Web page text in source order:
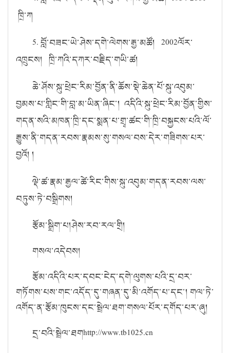
ཁྲི་ཀ
5. བློ་བཟང་ཡེ་ཤེས་དགེ་ལེགས་རྒྱ་མཚོ། 2002ལོར་
འཁྲུངས། ཁྲི་ཀའི་དཀར་བརྗིད་གཡི་ཚ།
ཆེ་ཤོས་སྐུ་ཕྲེང་རིམ་བྱོན་ནི་ཆོས་སྡེ་ཆེན་པོ་སྐུ་འབུམ་
བྱམས་པ་གླིང་གི་བླ་མ་ཡིན་ཞིང་། འདིའི་སྐུ་ཕྲེང་རིམ་བྱོན་གྱིས་
གདན་སའི་མཁན་ཁྲི་དང་སྨན་པ་གྲྭ་ཚང་གི་ཁྲི་བསྐྱངས་པའི་ལོ་
རྒྱུས་ནི་གདན་རབས་རྣམས་སུ་གསལ་བས་དེར་གཟིགས་པར་
བྱའོ། །
ལྡེ་ཚ་རྣམ་རྒྱལ་ཚེ་རིང་གིས་སྐུ་འབུམ་གདན་རབས་ལས་
བཏུས་ཏེ་བསྒྲིགས།
རྩོམ་སྒྲིག་པ།ཤེས་རབ་རལ་གྲི།
གསལ་འདེབས།
རྩོམ་འདིའི་པར་དབང་ངེད་དགེ་ལུགས་པའི་དྲ་བར་
གཏོགས་པས་གང་འདོད་དུ་གཞན་དུ་མི་འགོད་པ་དང་། གལ་ཏེ་
འགོད་ན་རྩོམ་ཁུངས་དང་སྦྲེལ་ཐག་གསལ་པོར་དགོད་པར་ཞུ།
དྲ་བའི་སྦྲེལ་ཐགhttp://www.tb1025.cn